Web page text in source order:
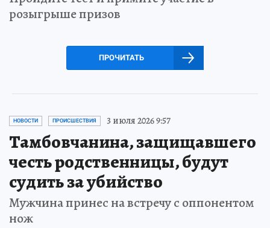
розыгрыше призов
ПРОЧИТАТЬ
НОВОСТИ ПРОИСШЕСТВИЯ 3 июля 2026 9:57
Тамбовчанина, защищавшего
честь родственницы, будут
судить за убийство
Мужчина принес на встречу с оппонентом
нож